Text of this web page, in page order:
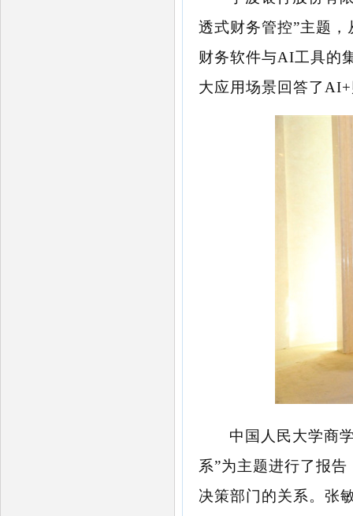
透式财务管控”主题
财务软件与AI工具的
大应用场景回答了
中国人民大学商
系”为主题进行了报
决策部门的关系。张